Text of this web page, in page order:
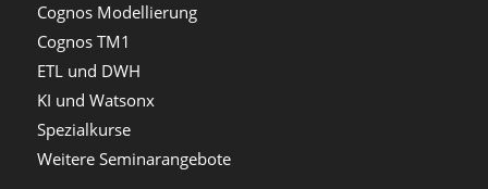
Cognos Modellierung
Cognos TM1
ETL und DWH
KI und Watsonx
Spezialkurse
Weitere Seminarangebote